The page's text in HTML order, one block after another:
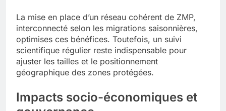
La mise en place d’un réseau cohérent de ZMP,
interconnecté selon les migrations saisonnières,
optimises ces bénéfices. Toutefois, un suivi
scientifique régulier reste indispensable pour
ajuster les tailles et le positionnement
géographique des zones protégées.
Impacts socio-économiques et